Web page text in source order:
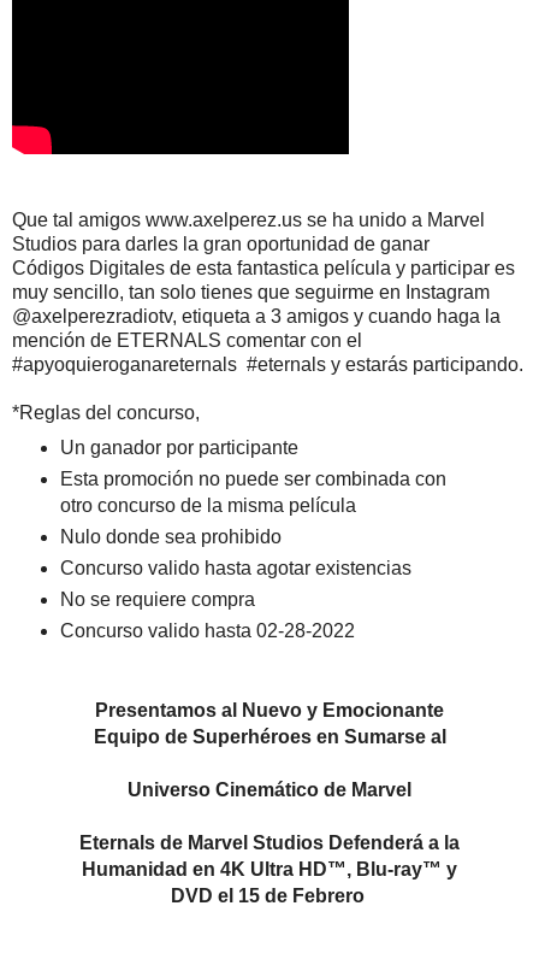
Que tal amigos www.axelperez.us se ha unido a Marvel
Studios para darles la gran oportunidad de ganar
Códigos Digitales de esta fantastica película y participar es
muy sencillo, tan solo tienes que seguirme en Instagram
@axelperezradiotv, etiqueta a 3 amigos y cuando haga la
mención de ETERNALS comentar con el
#apyoquieroganareternals #eternals y estarás participando.
*Reglas del concurso,
Un ganador por participante
Esta promoción no puede ser combinada con
otro concurso de la misma película
Nulo donde sea prohibido
Concurso valido hasta agotar existencias
No se requiere compra
Concurso valido hasta 02-28-2022
Presentamos al Nuevo y Emocionante
Equipo de Superhéroes en Sumarse al
Universo Cinemático de Marvel
Eternals de Marvel Studios Defenderá a la
Humanidad en 4K Ultra HD™, Blu-ray™ y
DVD el 15 de Febrero